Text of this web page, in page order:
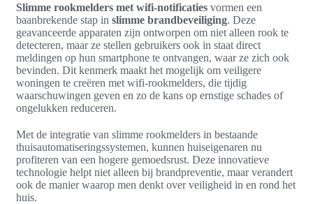
Slimme rookmelders met wifi-notificaties vormen een
baanbrekende stap in slimme brandbeveiliging. Deze
geavanceerde apparaten zijn ontworpen om niet alleen rook te
detecteren, maar ze stellen gebruikers ook in staat direct
meldingen op hun smartphone te ontvangen, waar ze zich ook
bevinden. Dit kenmerk maakt het mogelijk om veiligere
woningen te creëren met wifi-rookmelders, die tijdig
waarschuwingen geven en zo de kans op ernstige schades of
ongelukken reduceren.
Met de integratie van slimme rookmelders in bestaande
thuisautomatiseringssystemen, kunnen huiseigenaren nu
profiteren van een hogere gemoedsrust. Deze innovatieve
technologie helpt niet alleen bij brandpreventie, maar verandert
ook de manier waarop men denkt over veiligheid in en rond het
huis.